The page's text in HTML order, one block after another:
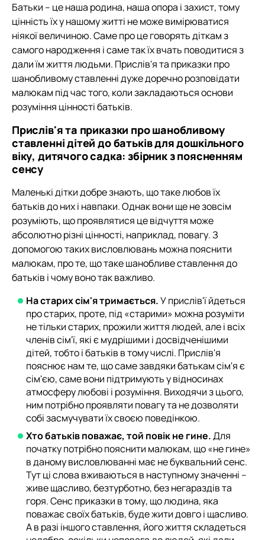
Батьки – це наша родина, наша опора і захист, тому
цінність їх у нашому житті не може вимірюватися
ніякої величиною. Саме про це говорять діткам з
самого народження і саме так їх вчать поводитися з
дали їм життя людьми. Прислів'я та приказки про
шанобливому ставленні дуже доречно розповідати
малюкам під час того, коли закладаються основи
розуміння цінності батьків.
Прислів'я та приказки про шанобливому
ставленні дітей до батьків для дошкільного
віку, дитячого садка: збірник з поясненням
сенсу
Маленькі дітки добре знають, що таке любов їх
батьків до них і навпаки. Однак вони ще не зовсім
розуміють, що проявлятися це відчуття може
абсолютно різні цінності, наприклад, повагу. З
допомогою таких висловлювань можна пояснити
малюкам, про те, що таке шанобливе ставлення до
батьків і чому воно так важливо.
На старих сім'я тримається.У прислів'ї йдеться
про старих, проте, під «старими» можна розуміти
не тільки старих, прожили життя людей, але і всіх
членів сім'ї, які є мудрішими і досвідченішими
дітей, тобто і батьків в тому числі. Прислів'я
пояснює нам те, що саме завдяки батькам сім'я є
сім'єю, саме вони підтримують у відносинах
атмосферу любові і розуміння. Виходячи з цього,
ним потрібно проявляти повагу та не дозволяти
собі засмучувати їх своєю поведінкою.
Хто батьків поважає, той повік не гине.Для
початку потрібно пояснити малюкам, що «не гине»
в даному висловлюванні має не буквальний сенс.
Тут ці слова вживаються в наступному значенні –
живе щасливо, безтурботно, без негараздів та
горя. Сенс приказки в тому, що людина, яка
поважає своїх батьків, буде жити довго і щасливо.
А в разі іншого ставлення, його життя складеться